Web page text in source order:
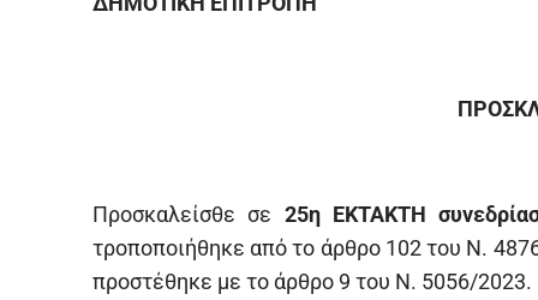
Προσκαλείσθε σε 25η ΕΚΤΑΚΤΗ
τροποποιήθηκε από το άρθρο 102 του Ν.
προστέθηκε με το άρθρο 9 του Ν. 5056/2023.